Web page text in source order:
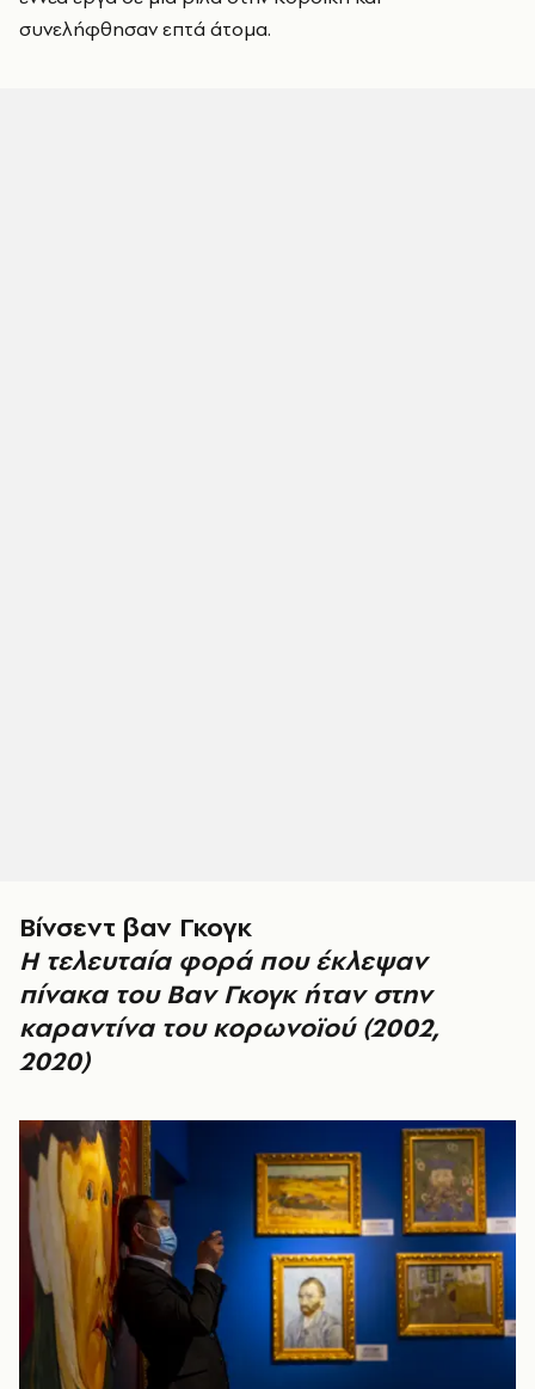
συνελήφθησαν επτά άτομα.
Βίνσεντ βαν Γκογκ
Η τελευταία φορά που έκλεψαν
πίνακα του Βαν Γκογκ ήταν στην
καραντίνα του κορωνοϊού (2002,
2020)